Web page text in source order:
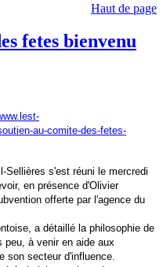
Haut de page
fetes bienvenu
au-comite-des-fetes-
Sellières s'est réuni le mercredi
en présence d'Olivier
offerte par l'agence du
a détaillé la philosophie de
peu, à venir en aide aux
son secteur d'influence.